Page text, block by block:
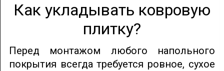
Как укладывать ковровую
плитку?
Перед монтажом любого напольного
покрытия всегда требуется ровное, сухое